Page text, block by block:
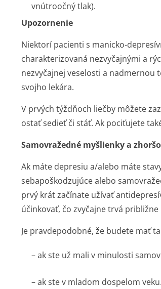
vnútroočný tlak).
Upozornenie
Niektorí pacienti s manicko-
charakterizovaná nezvyčajnými a
nezvyčajnej veselosti a
svojho lekára.
V prvých týždňoch liečby môžete
ostať sedieť či stáť. Ak pociťujete
Samovražedné myšlienky a
Ak máte depresiu a/alebo máte
sebapoškodzujúce alebo
prvý krát začínate užívať
účinkovať, čo zvyčajne trvá
Je pravdepodobné, že budete mať
– ak ste už mali v minulosti
– ak ste v mladom dospelom